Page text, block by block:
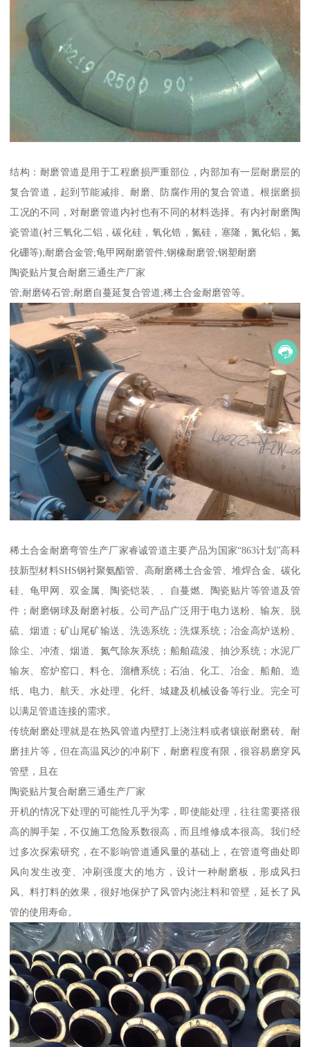
结构：耐磨管道是用于工程磨损严重部位，内部加有一层耐磨层的
复合管道，起到节能减排、耐磨、防腐作用的复合管道。根据磨损
工况的不同，对耐磨管道内衬也有不同的材料选择。有内衬耐磨陶
瓷管道(衬三氧化二铝，碳化硅，氧化锆，氮硅，塞隆，氮化铝，氮
化硼等);耐磨合金管;龟甲网耐磨管件;钢橡耐磨管;钢塑耐磨
陶瓷贴片复合耐磨三通生产厂家
管;耐磨铸石管;耐磨自蔓延复合管道;稀土合金耐磨管等。
稀土合金耐磨弯管生产厂家睿诚管道主要产品为国家“863计划”高科
技新型材料SHS钢衬聚氨酯管、高耐磨稀土合金管、堆焊合金、碳化
硅、龟甲网、双金属、陶瓷铠装、、自蔓燃、陶瓷贴片等管道及管
件；耐磨钢球及耐磨衬板。公司产品广泛用于电力送粉、输灰、脱
硫、烟道；矿山尾矿输送、洗选系统；洗煤系统；冶金高炉送粉、
除尘、冲渣、烟道、氮气除灰系统；船舶疏浚、抽沙系统；水泥厂
输灰、窑炉窑口、料仓、溜槽系统；石油、化工、冶金、船舶、造
纸、电力、航天、水处理、化纤、城建及机械设备等行业。完全可
以满足管道连接的需求。
传统耐磨处理就是在热风管道内壁打上浇注料或者镶嵌耐磨砖、耐
磨挂片等，但在高温风沙的冲刷下，耐磨程度有限，很容易磨穿风
管壁，且在
陶瓷贴片复合耐磨三通生产厂家
开机的情况下处理的可能性几乎为零，即使能处理，往往需要搭很
高的脚手架，不仅施工危险系数很高，而且维修成本很高。我们经
过多次探索研究，在不影响管道通风量的基础上，在管道弯曲处即
风向发生改变、冲刷强度大的地方，设计一种耐磨板，形成风扫
风、料打料的效果，很好地保护了风管内浇注料和管壁，延长了风
管的使用寿命。